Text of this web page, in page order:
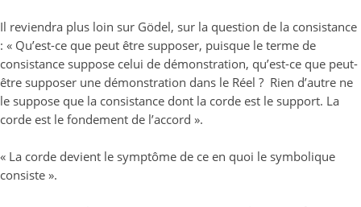
Il reviendra plus loin sur Gödel, sur la question de la consistance
: « Qu’est-ce que peut être supposer, puisque le terme de
consistance suppose celui de démonstration, qu’est-ce que peut-
être supposer une démonstration dans le Réel ? Rien d’autre ne
le suppose que la consistance dont la corde est le support. La
corde est le fondement de l’accord ».
« La corde devient le symptôme de ce en quoi le symbolique
consiste ».